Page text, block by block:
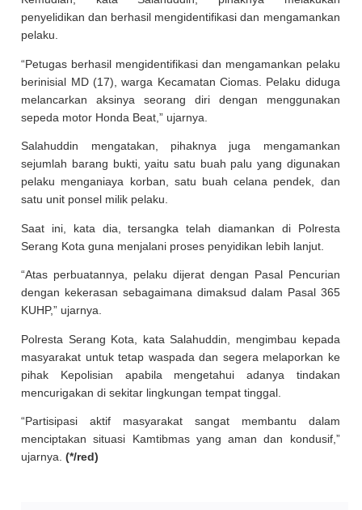
penyelidikan dan berhasil mengidentifikasi dan mengamankan
pelaku.
“Petugas berhasil mengidentifikasi dan mengamankan pelaku
berinisial MD (17), warga Kecamatan Ciomas. Pelaku diduga
melancarkan aksinya seorang diri dengan menggunakan
sepeda motor Honda Beat,” ujarnya.
Salahuddin mengatakan, pihaknya juga mengamankan
sejumlah barang bukti, yaitu satu buah palu yang digunakan
pelaku menganiaya korban, satu buah celana pendek, dan
satu unit ponsel milik pelaku.
Saat ini, kata dia, tersangka telah diamankan di Polresta
Serang Kota guna menjalani proses penyidikan lebih lanjut.
“Atas perbuatannya, pelaku dijerat dengan Pasal Pencurian
dengan kekerasan sebagaimana dimaksud dalam Pasal 365
KUHP,” ujarnya.
Polresta Serang Kota, kata Salahuddin, mengimbau kepada
masyarakat untuk tetap waspada dan segera melaporkan ke
pihak Kepolisian apabila mengetahui adanya tindakan
mencurigakan di sekitar lingkungan tempat tinggal.
“Partisipasi aktif masyarakat sangat membantu dalam
menciptakan situasi Kamtibmas yang aman dan kondusif,”
ujarnya.(*/red)